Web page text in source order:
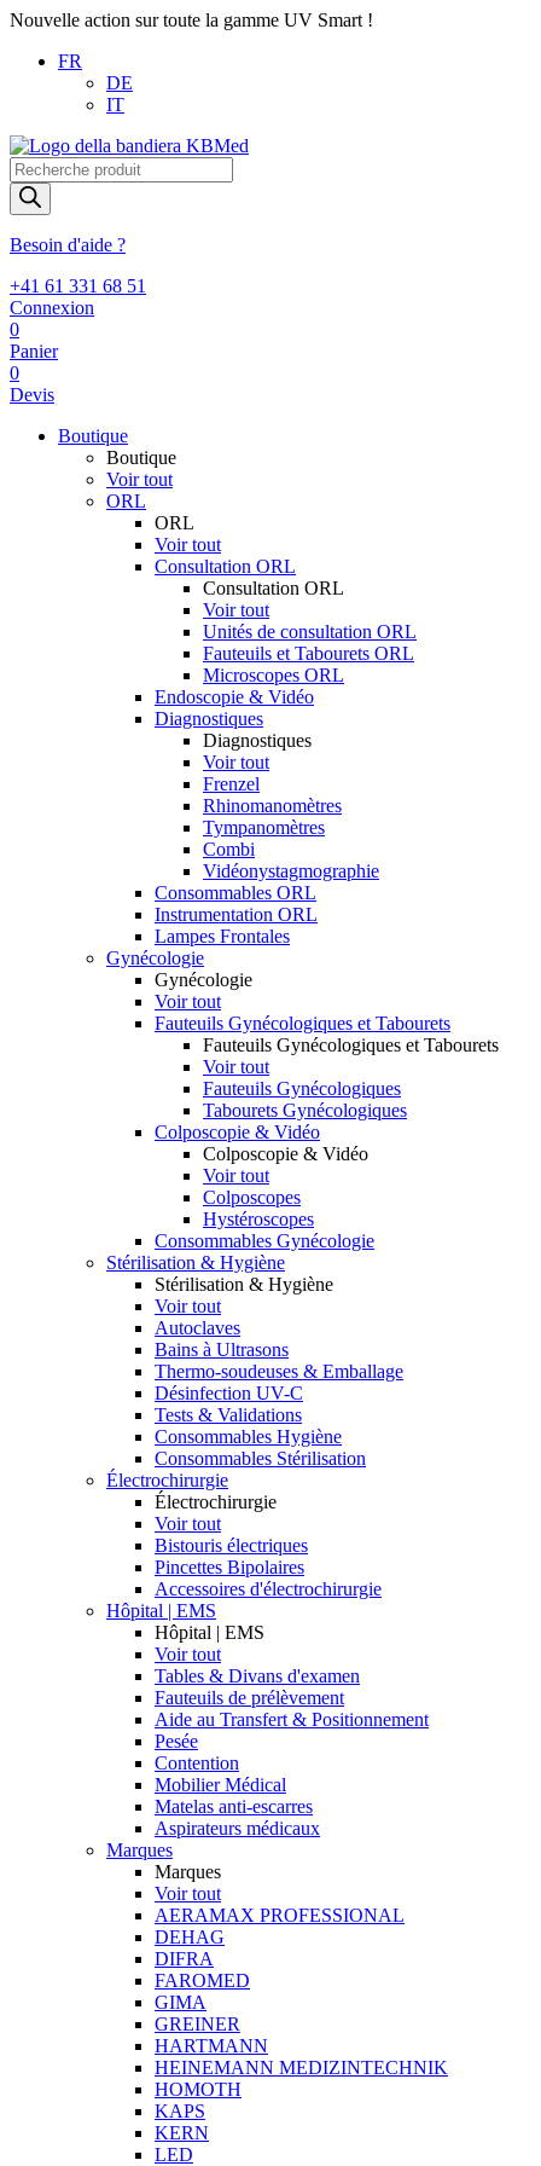
Nouvelle action sur toute la gamme UV Smart !
FR
DE
IT
Recherche
de
produits
Besoin d'aide ?
+41 61 331 68 51
Connexion
0
Panier
0
Devis
Boutique
Boutique
Voir tout
ORL
ORL
Voir tout
Consultation ORL
Consultation ORL
Voir tout
Unités de consultation ORL
Fauteuils et Tabourets ORL
Microscopes ORL
Endoscopie & Vidéo
Diagnostiques
Diagnostiques
Voir tout
Frenzel
Rhinomanomètres
Tympanomètres
Combi
Vidéonystagmographie
Consommables ORL
Instrumentation ORL
Lampes Frontales
Gynécologie
Gynécologie
Voir tout
Fauteuils Gynécologiques et Tabourets
Fauteuils Gynécologiques et Tabourets
Voir tout
Fauteuils Gynécologiques
Tabourets Gynécologiques
Colposcopie & Vidéo
Colposcopie & Vidéo
Voir tout
Colposcopes
Hystéroscopes
Consommables Gynécologie
Stérilisation & Hygiène
Stérilisation & Hygiène
Voir tout
Autoclaves
Bains à Ultrasons
Thermo-soudeuses & Emballage
Désinfection UV-C
Tests & Validations
Consommables Hygiène
Consommables Stérilisation
Électrochirurgie
Électrochirurgie
Voir tout
Bistouris électriques
Pincettes Bipolaires
Accessoires d'électrochirurgie
Hôpital | EMS
Hôpital | EMS
Voir tout
Tables & Divans d'examen
Fauteuils de prélèvement
Aide au Transfert & Positionnement
Pesée
Contention
Mobilier Médical
Matelas anti-escarres
Aspirateurs médicaux
Marques
Marques
Voir tout
AERAMAX PROFESSIONAL
DEHAG
DIFRA
FAROMED
GIMA
GREINER
HARTMANN
HEINEMANN MEDIZINTECHNIK
HOMOTH
KAPS
KERN
LED